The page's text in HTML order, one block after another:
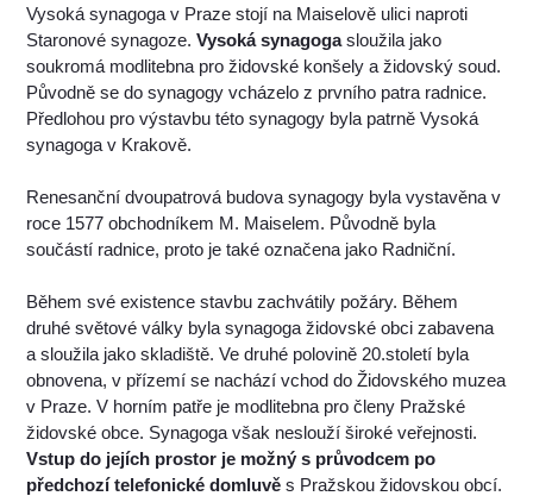
Vysoká synagoga v Praze stojí na Maiselově ulici naproti
Staronové synagoze.Vysoká synagogasloužila jako
soukromá modlitebna pro židovské konšely a židovský soud.
Původně se do synagogy vcházelo z prvního patra radnice.
Předlohou pro výstavbu této synagogy byla patrně Vysoká
synagoga v Krakově.
Renesanční dvoupatrová budova synagogy byla vystavěna v
roce 1577 obchodníkem M. Maiselem. Původně byla
součástí radnice, proto je také označena jako Radniční.
Během své existence stavbu zachvátily požáry. Během
druhé světové války byla synagoga židovské obci zabavena
a sloužila jako skladiště. Ve druhé polovině 20.století byla
obnovena, v přízemí se nachází vchod do Židovského muzea
v Praze. V horním patře je modlitebna pro členy Pražské
židovské obce. Synagoga však neslouží široké veřejnosti.
Vstup do jejích prostor je možný s průvodcem po
předchozí telefonické domluvě s Pražskou židovskou obcí.